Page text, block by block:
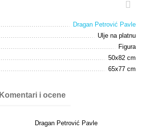
Dragan Petrović Pavle
Ulje na platnu
Figura
50x82 cm
65x77 cm
Komentari i ocene
Dragan Petrović Pavle